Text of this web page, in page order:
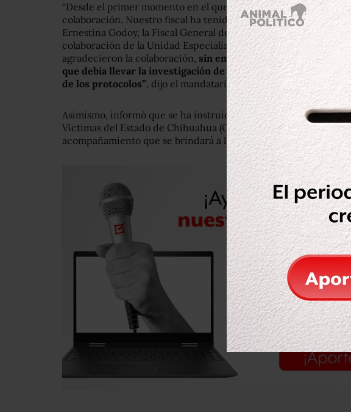
“Desde el primer momento en el que nos enteramos (del
colaboración. Nuestro fiscal ha tenido comunicación directa
Ernestina Godoy, la Fiscal General de la Ciudad de México.
colaboración de la Unidad Especializada de Combate al
agradecieron la colaboración, sin embargo decidieron que era
que debía llevar la investigación de este caso y lo
de los protocolos”, dijo el mandatario chihuahuense.
Asimismo, informó que se ha instruido a la Comisión Ejecutiva
Víctimas del Estado de Chihuahua (CEAVE) para que dé
acompañamiento que se brindará a la familia de Ronquillo